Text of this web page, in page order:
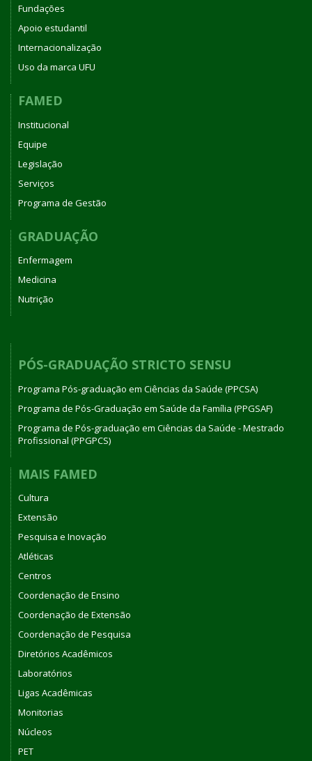
Fundações
Apoio estudantil
Internacionalização
Uso da marca UFU
FAMED
Institucional
Equipe
Legislação
Serviços
Programa de Gestão
GRADUAÇÃO
Enfermagem
Medicina
Nutrição
PÓS-GRADUAÇÃO STRICTO SENSU
Programa Pós-graduação em Ciências da Saúde (PPCSA)
Programa de Pós-Graduação em Saúde da Família (PPGSAF)
Programa de Pós-graduação em Ciências da Saúde - Mestrado
Profissional (PPGPCS)
MAIS FAMED
Cultura
Extensão
Pesquisa e Inovação
Atléticas
Centros
Coordenação de Ensino
Coordenação de Extensão
Coordenação de Pesquisa
Diretórios Acadêmicos
Laboratórios
Ligas Acadêmicas
Monitorias
Núcleos
PET